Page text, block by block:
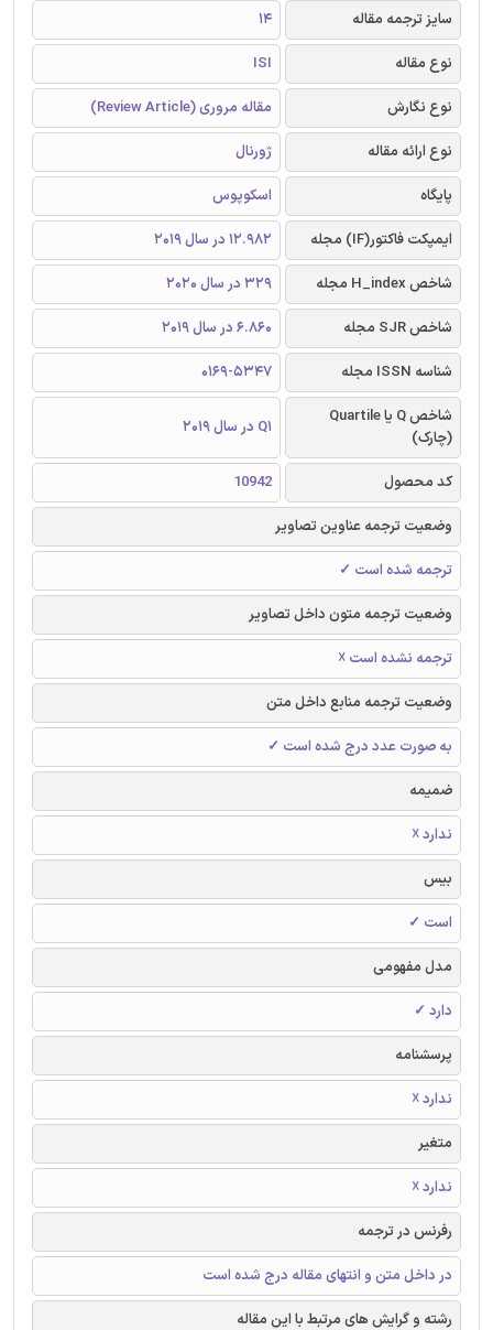
سایز ترجمه مقاله
14
نوع مقاله
ISI
نوع نگارش
مقاله مروری (Review Article)
نوع ارائه مقاله
ژورنال
پایگاه
اسکوپوس
ایمپکت فاکتور(IF) مجله
12.982 در سال 2019
شاخص H_index مجله
329 در سال 2020
شاخص SJR مجله
6.860 در سال 2019
شناسه ISSN مجله
0169-5347
شاخص Q یا Quartile
(چارک)
Q1 در سال 2019
کد محصول
10942
وضعیت ترجمه عناوین تصاویر
ترجمه شده است ✓
وضعیت ترجمه متون داخل تصاویر
ترجمه نشده است ☓
وضعیت ترجمه منابع داخل متن
به صورت عدد درج شده است ✓
ضمیمه
ندارد ☓
بیس
است ✓
مدل مفهومی
دارد ✓
پرسشنامه
ندارد ☓
متغیر
ندارد ☓
رفرنس در ترجمه
در داخل متن و انتهای مقاله درج شده است
رشته و گرایش های مرتبط با این مقاله